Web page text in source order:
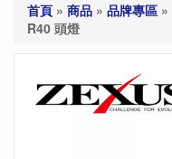
首頁 » 商品 » 品牌專區 »
R40 頭燈